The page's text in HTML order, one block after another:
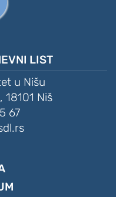
LIST
u Nišu
18101 Niš
67